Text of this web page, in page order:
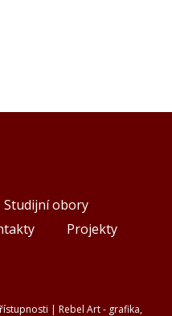
Studijní obory
Projekty
| Rebel Art - grafika,